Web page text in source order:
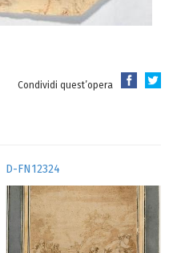
Condividi quest’opera
D-FN12324